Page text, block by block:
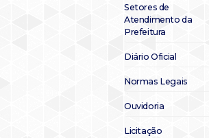
Setores de
Atendimento da
Prefeitura
Diário Oficial
Normas Legais
Ouvidoria
Licitação